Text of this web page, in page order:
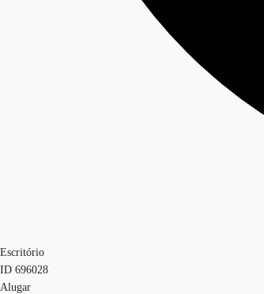
Escritório
ID 696028
Alugar